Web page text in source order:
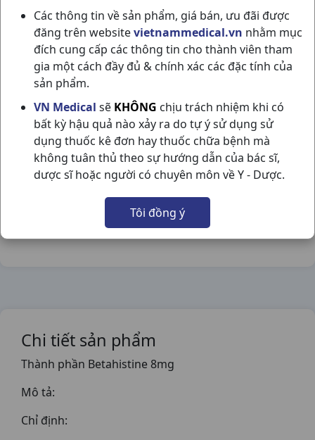
Các thông tin về sản phẩm, giá bán, ưu đãi được
đăng trên websitevietnammedical.vn nhằm mục
đích cung cấp các thông tin cho thành viên tham
gia một cách đầy đủ & chính xác các đặc tính của
sản phẩm.
VN Medical sẽ KHÔNG chịu trách nhiệm khi có
bất kỳ hậu quả nào xảy ra do tự ý sử dụng sử
dụng thuốc kê đơn hay thuốc chữa bệnh mà
không tuân thủ theo sự hướng dẫn của bác sĩ,
dược sĩ hoặc người có chuyên môn về Y - Dược.
Tôi đồng ý
SERC 8MG H100V ABBOTT
NSX:Abbott
Nhóm hàng:Thần Kinh - Mạch Máu Não,
Chia sẻ qua mạng xã hội:
Chi tiết sản phẩm
Thành phần Betahistine 8mg
Mô tả:
Chỉ định: